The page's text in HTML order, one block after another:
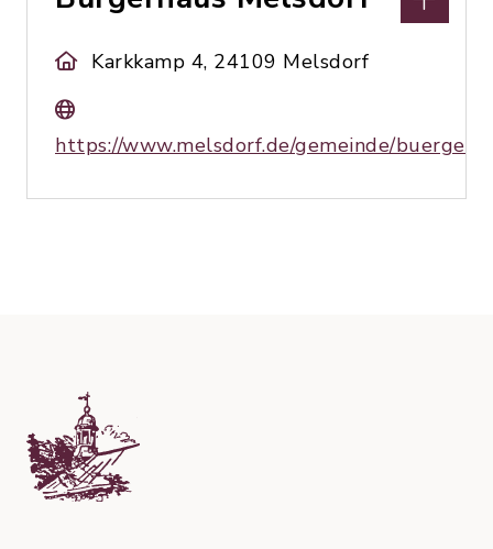
Karkkamp 4, 24109 Melsdorf
https://www.melsdorf.de/gemeinde/